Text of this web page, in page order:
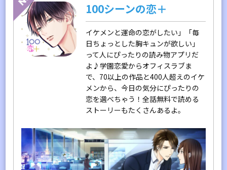
100シーンの恋＋
イケメンと運命の恋がしたい」「毎
日ちょっとした胸キュンが欲しい」
って人にぴったりの読み物アプリだ
よ♪学園恋愛からオフィスラブま
で、70以上の作品と400人超えのイケ
メンから、今日の気分にぴったりの
恋を選べちゃう！全話無料で読める
ストーリーもたくさんあるよ。